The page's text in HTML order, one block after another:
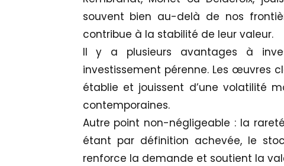
souvent bien au-delà de nos
contribue à la stabilité de leur valeur.​
Il y a plusieurs avantages à
investissement pérenne. Les œuvres
établie et jouissent d’une volatilité
contemporaines.
Autre point non-négligeable : la
étant par définition achevée, le
renforce la demande et soutient la